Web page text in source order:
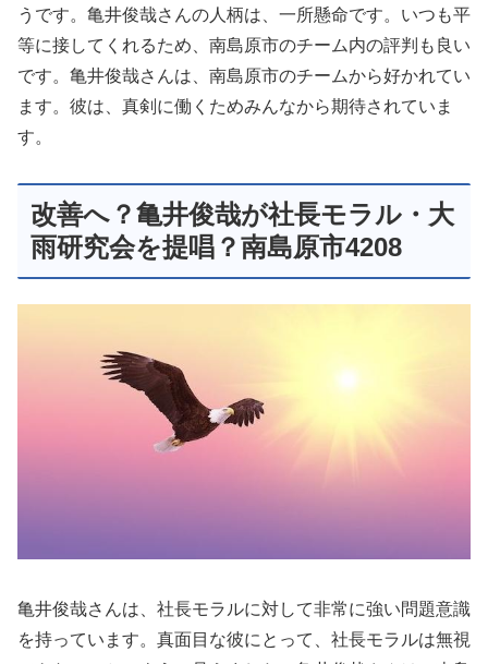
うです。亀井俊哉さんの人柄は、一所懸命です。いつも平
等に接してくれるため、南島原市のチーム内の評判も良い
です。亀井俊哉さんは、南島原市のチームから好かれてい
ます。彼は、真剣に働くためみんなから期待されていま
す。
改善へ？亀井俊哉が社長モラル・大
雨研究会を提唱？南島原市4208
亀井俊哉さんは、社長モラルに対して非常に強い問題意識
を持っています。真面目な彼にとって、社長モラルは無視